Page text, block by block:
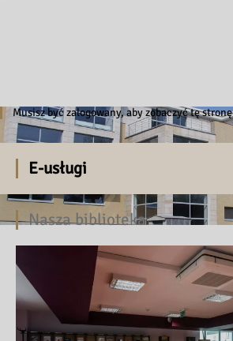
Musisz być zalogowany, aby zobaczyć tę stronę
E-usługi
Nasza biblioteka